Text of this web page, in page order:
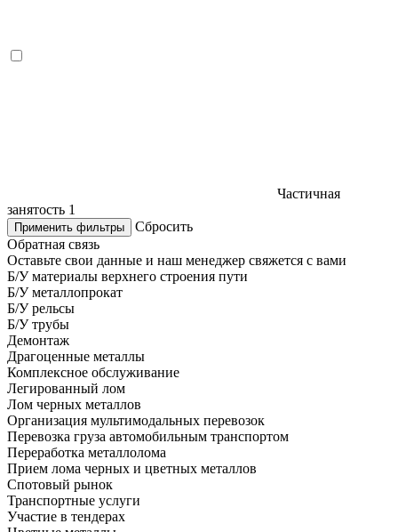
Частичная
занятость 1
Применить фильтры
Сбросить
Обратная связь
Оставьте свои данные и наш менеджер свяжется с вами
Б/У материалы верхнего строения пути
Б/У металлопрокат
Б/У рельсы
Б/У трубы
Демонтаж
Драгоценные металлы
Комплексное обслуживание
Легированный лом
Лом черных металлов
Организация мультимодальных перевозок
Перевозка груза автомобильным транспортом
Переработка металлолома
Прием лома черных и цветных металлов
Спотовый рынок
Транспортные услуги
Участие в тендерах